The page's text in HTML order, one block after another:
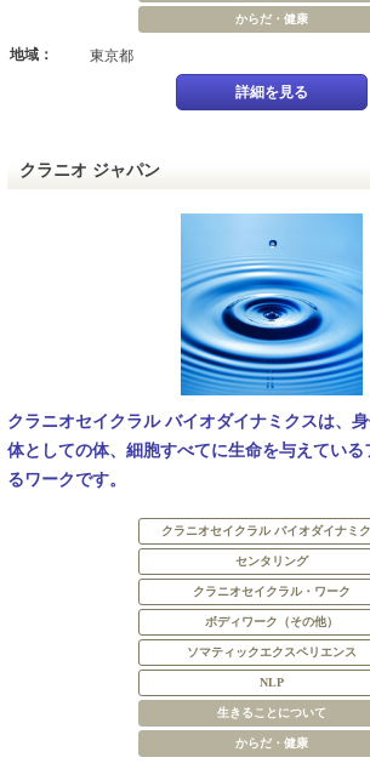
からだ・健康
地域： 東京都
詳細を見る
クラニオ ジャパン
クラニオセイクラル バイオダイナミクスは、
体としての体、細胞すべてに生命を与えてい
るワークです。
クラニオセイクラル バイオダイナミ
センタリング
クラニオセイクラル・ワーク
ボディワーク（その他）
ソマティックエクスペリエンス
NLP
生きることについて
からだ・健康